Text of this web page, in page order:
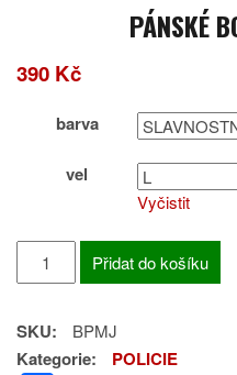
PÁNSKÉ
390 Kč
barva
vel
Vyčistit
PÁNSKÉ
BOXERKY
množství
Přidat do košíku
SKU: BPMJ
Kategorie: POLICIE